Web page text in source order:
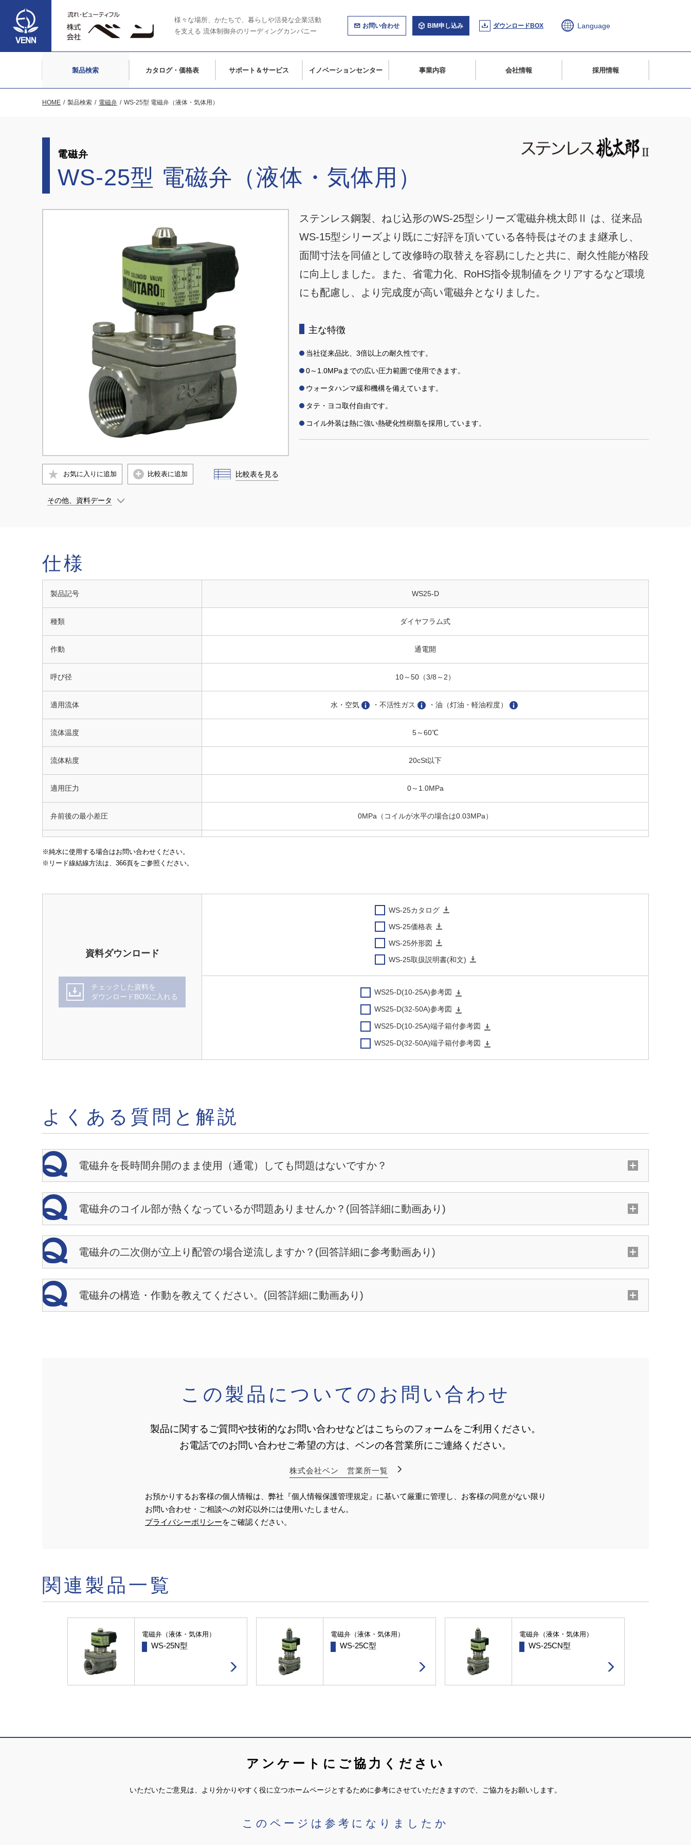
様々な場所、かたちで、暮らしや活発な企業活動
を支える 流体制御弁のリーディングカンパニー
お問い合わせ BIM申し込み ダウンロードBOX Language
製品検索 カタログ・価格表 サポート＆サービス イノベーションセンター 事業内容 会社情報 採用情報
HOME 製品検索 電磁弁 WS-25型 電磁弁（液体・気体用）
電磁弁
WS-25型 電磁弁（液体・気体用）
お気に入りに追加 比較表に追加 比較表を見る
その他、資料データ
ステンレス鋼製、ねじ込形のWS-25型シリーズ電磁弁桃太郎Ⅱ は、従来品
WS-15型シリーズより既にご好評を頂いている各特長はそのまま継承し、
面間寸法を同値として改修時の取替えを容易にしたと共に、耐久性能が格段
に向上しました。また、省電力化、RoHS指令規制値をクリアするなど環境
にも配慮し、より完成度が高い電磁弁となりました。
主な特徴
当社従来品比、3倍以上の耐久性です。
0～1.0MPaまでの広い圧力範囲で使用できます。
ウォータハンマ緩和機構を備えています。
タテ・ヨコ取付自由です。
コイル外装は熱に強い熱硬化性樹脂を採用しています。
仕様
製品記号 WS25-D
種類 ダイヤフラム式
作動 通電開
呼び径 10～50（3/8～2）
適用流体 水・空気 ・不活性ガス ・油（灯油・軽油程度）
流体温度 5～60℃
流体粘度 20cSt以下
適用圧力 0～1.0MPa
弁前後の最小差圧 0MPa（コイルが水平の場合は0.03MPa）
5～60℃
防塵・防沫・屋内用（屋外で使用する場合は、TB-03型端子箱を併用してください。
端接続
水平・垂直（取付配管に対しコイル下向き除く）
SCS
純水に使用する場合はお問い合わせください。
リード線結線方法は、366頁をご参照ください。
資料ダウンロード
チェックした資料を
ダウンロードBOXに入れる
WS-25カタログ
WS-25価格表
WS-25外形図
WS-25取扱説明書(和文)
WS25-D(10-25A)参考図
WS25-D(32-50A)参考図
WS25-D(10-25A)端子箱付参考図
WS25-D(32-50A)端子箱付参考図
よくある質問と解説
電磁弁を長時間弁開のまま使用（通電）しても問題はないですか？
電磁弁のコイル部が熱くなっているが問題ありませんか？(回答詳細に動画あり)
電磁弁の二次側が立上り配管の場合逆流しますか？(回答詳細に参考動画あり)
電磁弁の構造・作動を教えてください。(回答詳細に動画あり)
この製品についてのお問い合わせ
製品に関するご質問や技術的なお問い合わせなどはこちらのフォームをご利用ください。
お電話でのお問い合わせご希望の方は、ベンの各営業所にご連絡ください。
株式会社ベン 営業所一覧
お預かりするお客様の個人情報は、弊社『個人情報保護管理規定』に基いて厳重に管理し、お客様の同意がない限り
お問い合わせ・ご相談への対応以外には使用いたしません。
プライバシーポリシーをご確認ください。
関連製品一覧
電磁弁（液体・気体用）
WS-25N型
電磁弁（液体・気体用）
WS-25C型
電磁弁（液体・気体用）
WS-25CN型
アンケートにご協力ください
いただいたご意見は、より分かりやすく役に立つホームページとするために参考にさせていただきますので、ご協力をお願いします。
このページは参考になりましたか